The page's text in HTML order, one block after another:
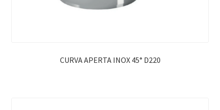
CURVA APERTA INOX 45° D220